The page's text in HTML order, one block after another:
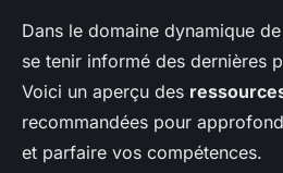
Dans le domaine dynamique
se tenir informé des dernières
Voici un aperçu des
recommandées pour
et parfaire vos compétences.